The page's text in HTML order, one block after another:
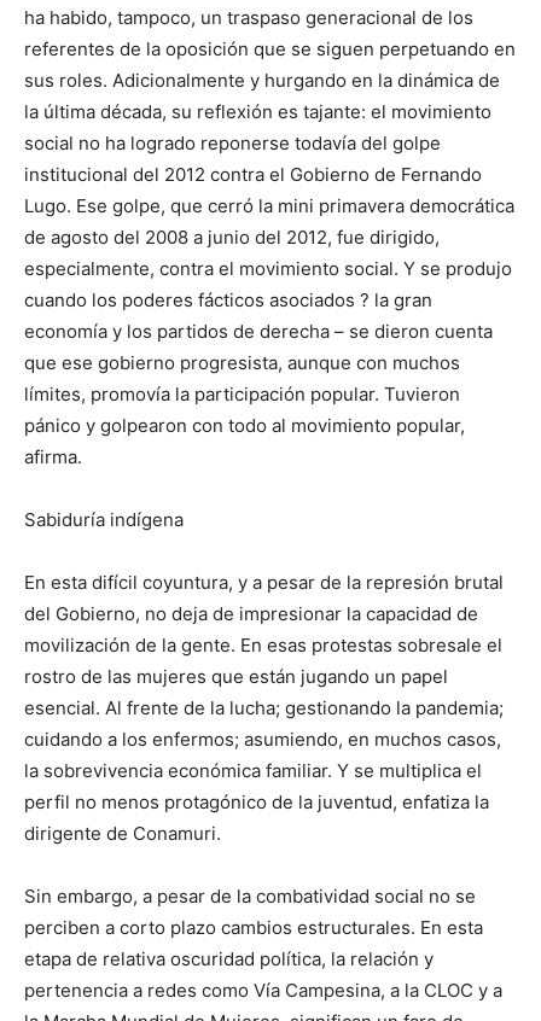
ha habido, tampoco, un traspaso generacional de los
referentes de la oposición que se siguen perpetuando en
sus roles. Adicionalmente y hurgando en la dinámica de
la última década, su reflexión es tajante: el movimiento
social no ha logrado reponerse todavía del golpe
institucional del 2012 contra el Gobierno de Fernando
Lugo. Ese golpe, que cerró la mini primavera democrática
de agosto del 2008 a junio del 2012, fue dirigido,
especialmente, contra el movimiento social. Y se produjo
cuando los poderes fácticos asociados ? la gran
economía y los partidos de derecha – se dieron cuenta
que ese gobierno progresista, aunque con muchos
límites, promovía la participación popular. Tuvieron
pánico y golpearon con todo al movimiento popular,
afirma.
Sabiduría indígena
En esta difícil coyuntura, y a pesar de la represión brutal
del Gobierno, no deja de impresionar la capacidad de
movilización de la gente. En esas protestas sobresale el
rostro de las mujeres que están jugando un papel
esencial. Al frente de la lucha; gestionando la pandemia;
cuidando a los enfermos; asumiendo, en muchos casos,
la sobrevivencia económica familiar. Y se multiplica el
perfil no menos protagónico de la juventud, enfatiza la
dirigente de Conamuri.
Sin embargo, a pesar de la combatividad social no se
perciben a corto plazo cambios estructurales. En esta
etapa de relativa oscuridad política, la relación y
pertenencia a redes como Vía Campesina, a la CLOC y a